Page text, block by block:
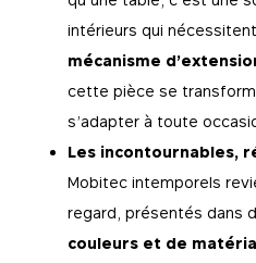
intérieurs qui
mécanisme
cette pièce se
s’adapter à toute
Les incontournables,
Mobitec intemporels
regard, présentés dans
couleurs et de